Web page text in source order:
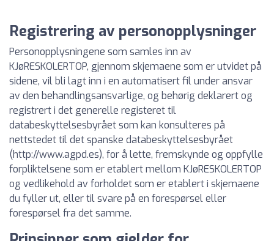
Registrering av personopplysninger
Personopplysningene som samles inn av
KJøRESKOLERTOP, gjennom skjemaene som er utvidet på
sidene, vil bli lagt inn i en automatisert fil under ansvar
av den behandlingsansvarlige, og behørig deklarert og
registrert i det generelle registeret til
databeskyttelsesbyrået som kan konsulteres på
nettstedet til det spanske databeskyttelsesbyrået
(http://www.agpd.es), for å lette, fremskynde og oppfylle
forpliktelsene som er etablert mellom KJøRESKOLERTOP
og vedlikehold av forholdet som er etablert i skjemaene
du fyller ut, eller til svare på en forespørsel eller
forespørsel fra det samme.